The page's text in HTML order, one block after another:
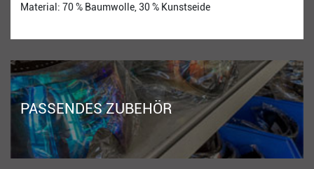
Material: 70 % Baumwolle, 30 % Kunstseide
PASSENDES ZUBEHÖR